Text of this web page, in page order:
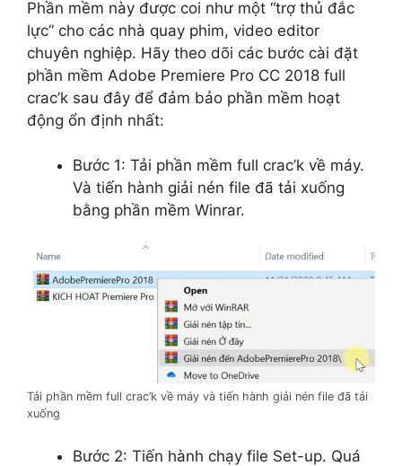
Phần mềm này được coi như một “trợ thủ đắc
lực” cho các nhà quay phim, video editor
chuyên nghiệp. Hãy theo dõi các bước cài đặt
phần mềm Adobe Premiere Pro CC 2018 full
crac’k sau đây để đảm bảo phần mềm hoạt
động ổn định nhất:
Bước 1: Tải phần mềm full crac’k về máy.
Và tiến hành giải nén file đã tải xuống
bằng phần mềm Winrar.
Tải phần mềm full crac’k về máy và tiến hành giải nén file đã tải
xuống
Bước 2: Tiến hành chạy file Set-up. Quá